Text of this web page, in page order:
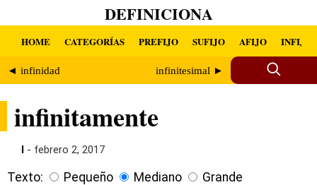
DEFINICIONA
HOME CATEGORÍAS PREFIJO SUFIJO AFIJO INFIJO
◄ infinidad infinitesimal ►
infinitamente
I - febrero 2, 2017
Texto: Pequeño Mediano Grande